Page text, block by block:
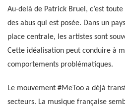
Au-delà de Patrick Bruel, c’est
des abus qui est posée. Dans un
place centrale, les artistes sont
Cette idéalisation peut conduire à
comportements problématiques.
Le mouvement #MeToo a déjà
secteurs. La musique française